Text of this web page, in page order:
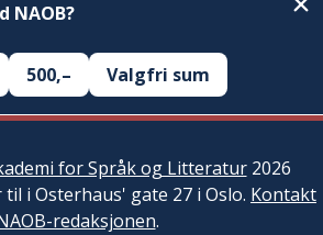
NAOB?
500,– Valgfri sum
for Språk og Litteratur2026
til i Osterhaus' gate 27 i Oslo. Kontakt
redaksjonen.